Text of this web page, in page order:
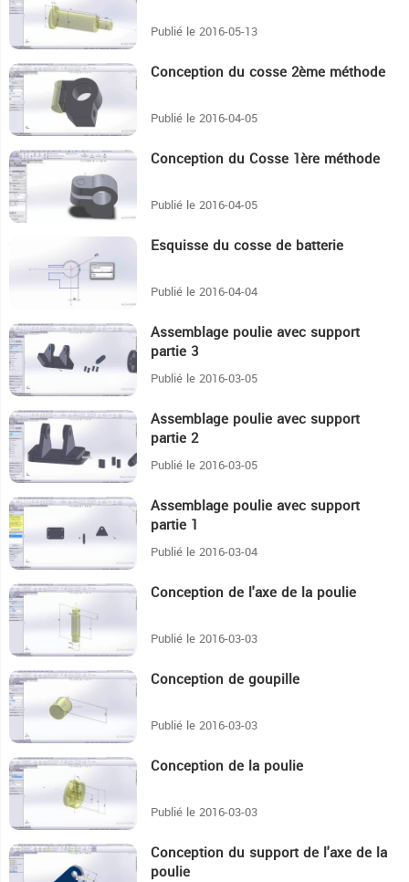
Publié le 2016-05-13
5:44 Conception du cosse 2ème méthode
Publié le 2016-04-05
5:55 Conception du Cosse 1ère méthode
Publié le 2016-04-05
Esquisse du cosse de batterie
Publié le 2016-04-04
4:29 Assemblage poulie avec support
partie 3
Publié le 2016-03-05
5:40 Assemblage poulie avec support
partie 2
Publié le 2016-03-05
2:18 Assemblage poulie avec support
partie 1
Publié le 2016-03-04
5:55 Conception de l'axe de la poulie
Publié le 2016-03-03
1:44 Conception de goupille
Publié le 2016-03-03
4:17 Conception de la poulie
Publié le 2016-03-03
10:14 Conception du support de l'axe de la
poulie